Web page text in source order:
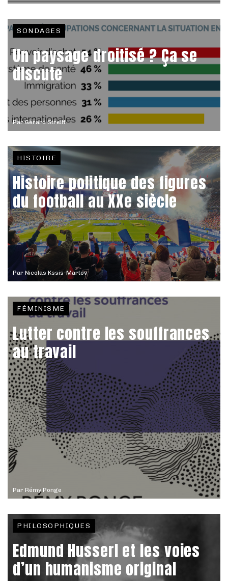
ParGérard Streiff
SONDAGES
Un paysage droitisé ? Ça se
discute
Par Nicolas Kssis-Martov
HISTOIRE
Histoire politique des figures
du football au XXe siècle
Par Rémy Ponge
FÉMINISME
Lutter contre les souffrances
au travail
PHILOSOPHIQUES
Edmund Husserl et les voies
d’un humanisme original